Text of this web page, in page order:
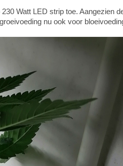
Watt LED strip toe. Aangezien
nu ook voor